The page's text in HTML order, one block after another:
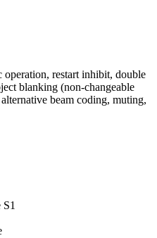
operation, restart inhibit, double
blanking (non-changeable
beam coding, muting,